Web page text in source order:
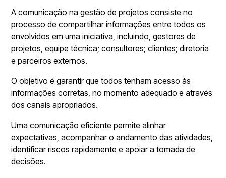
A comunicação na gestão de projetos consiste no
processo de compartilhar informações entre todos os
envolvidos em uma iniciativa, incluindo, gestores de
projetos, equipe técnica; consultores; clientes; diretoria
e parceiros externos.
O objetivo é garantir que todos tenham acesso às
informações corretas, no momento adequado e através
dos canais apropriados.
Uma comunicação eficiente permite alinhar
expectativas, acompanhar o andamento das atividades,
identificar riscos rapidamente e apoiar a tomada de
decisões.